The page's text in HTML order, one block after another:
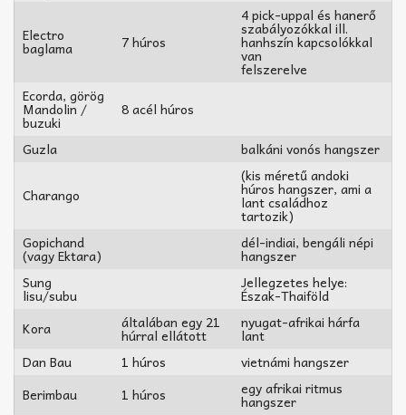
Electro
baglama 7 húros
4 pick-uppal és hanerő
szabályozókkal ill.
hanhszín kapcsolókkal
van
felszerelve
Ecorda, görög
Mandolin /
buzuki
8 acél húros
Guzla
balkáni vonós hangszer
Charango
(kis méretű andoki
húros hangszer, ami a
lant családhoz
tartozik)
Gopichand
(vagy Ektara)
dél-indiai, bengáli népi
hangszer
Sung
lisu/subu
Jellegzetes helye:
Észak-Thaiföld
Kora
általában egy 21
húrral ellátott
nyugat-afrikai hárfa
lant
Dan Bau
1 húros
vietnámi hangszer
Berimbau
1 húros egy afrikai ritmus
hangszer